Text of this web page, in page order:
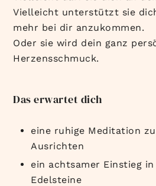
Vielleicht unterstützt sie
mehr bei dir anzukommen.
Oder sie wird dein ganz
Herzensschmuck.
Das erwartet dich
eine ruhige Meditation
Ausrichten
ein achtsamer Einstieg
Edelsteine